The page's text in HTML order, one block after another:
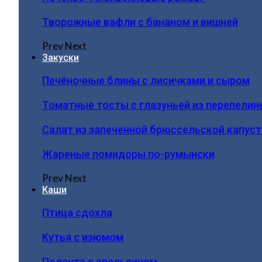
Творожные вафли с бананом и вишней
PrevNext
Закуски
Печёночные блины с лисичками и сыром
Томатные тосты с глазуньей из
Салат из запеченной брюссельской
Жареные помидоры по-румынски
PrevNext
Каши
Птица сдохла
Кутья с изюмом